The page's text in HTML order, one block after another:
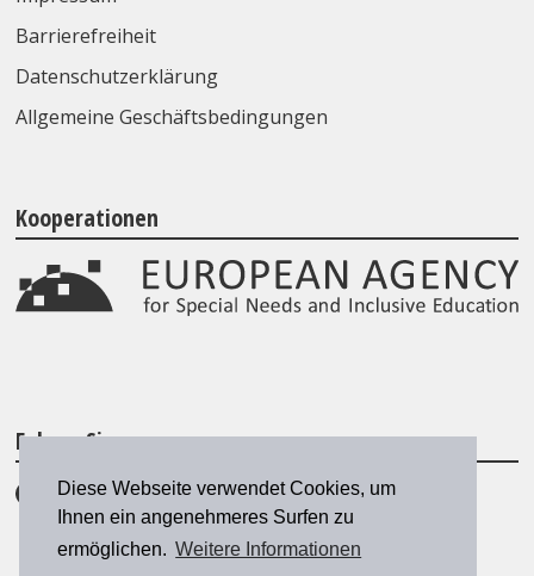
Diese Webseite verwendet Cookies, um
Ihnen ein angenehmeres Surfen zu
ermöglichen. Weitere Informationen
Barrierefreiheit
Datenschutzerklärung
Allgemeine Geschäftsbedingungen
Kooperationen
Folgen Sie uns